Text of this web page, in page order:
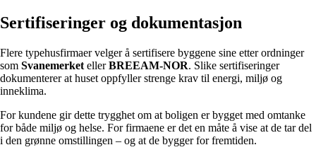
Sertifiseringer og dokumentasjon
Flere typehusfirmaer velger å sertifisere byggene sine etter ordninger
som Svanemerket ellerBREEAM-NOR. Slike sertifiseringer
dokumenterer at huset oppfyller strenge krav til energi, miljø og
inneklima.
For kundene gir dette trygghet om at boligen er bygget med omtanke
for både miljø og helse. For firmaene er det en måte å vise at de tar del
i den grønne omstillingen – og at de bygger for fremtiden.